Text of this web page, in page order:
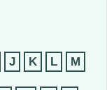
J K L M